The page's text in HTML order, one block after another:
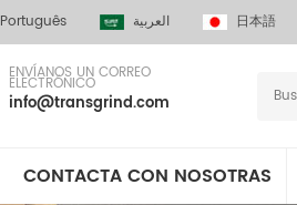
Português العربية 日本語
ENVÍANOS UN CORREO
ELECTRÓNICO
info@transgrind.com
CONTACTA CON NOSOTRAS